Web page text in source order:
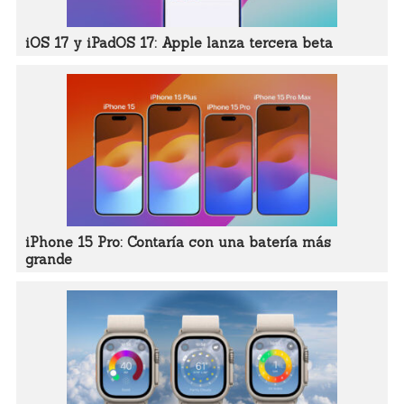
iOS 17 y iPadOS 17: Apple lanza tercera beta
iPhone 15 Pro: Contaría con una batería más
grande